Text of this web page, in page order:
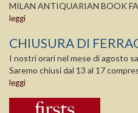
MILAN ANTIQUARIAN BOOK
leggi
CHIUSURA DI
I nostri orari nel mese di agosto
Saremo chiusi dal 13 al 17
leggi